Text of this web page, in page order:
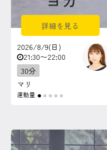
特定商取引にかか
プライバシーポリシ
詳細を見る
2026/8/9(日)
21:30〜22:00
30分
マリ
運動量 ● ● ● ● ●